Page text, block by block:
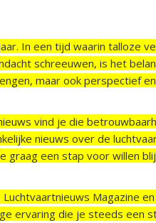
In een tijd waarin talloze
schreeuwen, is het
maar ook perspectief
vind je die
nieuws over de
graag een stap voor willen
Magazine
ervaring die je steeds een